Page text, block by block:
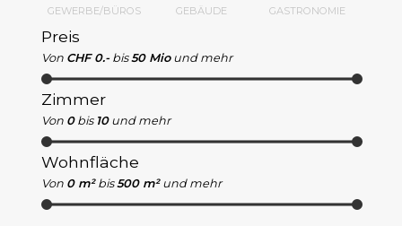
GEWERBE/BÜROS GEBÄUDE GASTRONOMIE
Preis
Von CHF 0.- bis 50 Mio und mehr
Zimmer
Von 0 bis 10 und mehr
Wohnfläche
Von 0 m² bis 500 m² und mehr